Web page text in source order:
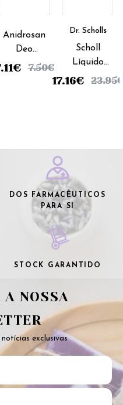
Anidrosan
Deo
Creme -
€ 7.50€
Dr. Scholls
Scholl
Líquido
Anti
17.16€ 23.95€
DOS FARMACÊUTICOS
PARA SI
STOCK GARANTIDO
A NOSSA
exclusivas